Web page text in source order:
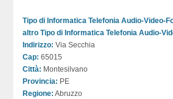
Tipo di Informatica Telefonia Audio-Video-
altro Tipo di Informatica Telefonia Audio-
Indirizzo: Via Secchia
Cap: 65015
Città: Montesilvano
Provincia: PE
Regione: Abruzzo